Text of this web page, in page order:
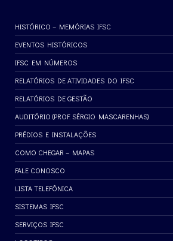
HISTÓRICO – MEMÓRIAS IFSC
EVENTOS HISTÓRICOS
IFSC EM NÚMEROS
RELATÓRIOS DE ATIVIDADES DO IFSC
RELATÓRIOS DE GESTÃO
AUDITÓRIO (PROF. SÉRGIO MASCARENHAS)
PRÉDIOS E INSTALAÇÕES
COMO CHEGAR – MAPAS
FALE CONOSCO
LISTA TELEFÔNICA
SISTEMAS IFSC
SERVIÇOS IFSC